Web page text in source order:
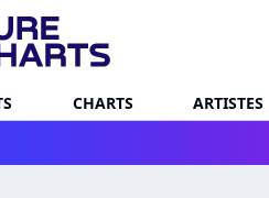
CHARTS ARTISTES